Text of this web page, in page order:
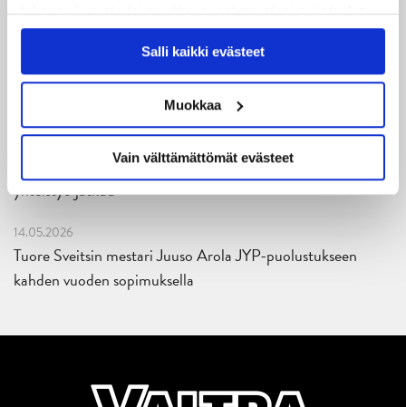
tahansa kumota tai muuttaa suostumustasi evästeiden
käytöstäEvästeet-sivultamme.
Salli kaikki evästeet
Muokkaa
Vain välttämättömät evästeet
02.06.2026
Liiga-kauden 2026-2027 otteluohjelma on julkaistu!
27.05.2026
Reece Newkirk vahvistamaan JYP-hyökkäystä!
18.05.2026
Jaatinen ja Liljamo jatkosopimuksiin – JYPin ja KeuPa HT:n
yhteistyö jatkuu
14.05.2026
Tuore Sveitsin mestari Juuso Arola JYP-puolustukseen
kahden vuoden sopimuksella